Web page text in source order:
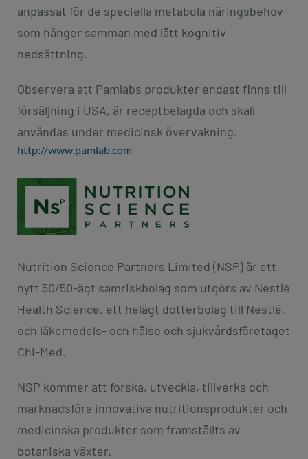
anpassat för de speciella metabola näringsbehov
som hänger samman med lätt kognitiv
nedsättning.
Observera att Pamlabs produkter endast finns till
försäljning i USA, är receptbelagda och skall
användas under medicinsk övervakning.
http://www.pamlab.com
Nutrition Science Partners Limited (NSP) är ett
nytt 50/50-ägt samriskbolag som utgörs av Nestlé
Health Science, ett helägt dotterbolag till Nestlé,
och läkemedels- och hälso och sjukvårdsföretaget
Chi-Med.
NSP kommer att forska, utveckla, tillverka och
marknadsföra innovativa nutritionsprodukter och
medicinska produkter som framställts av
botaniska växter.